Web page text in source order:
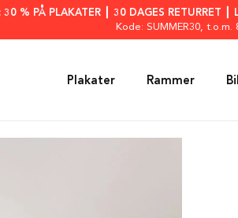
30 % PÅ PLAKATER ┃ 30 DAGES RETURRET ┃
Kode: SUMMER30, t.o.m.
Plakater Rammer